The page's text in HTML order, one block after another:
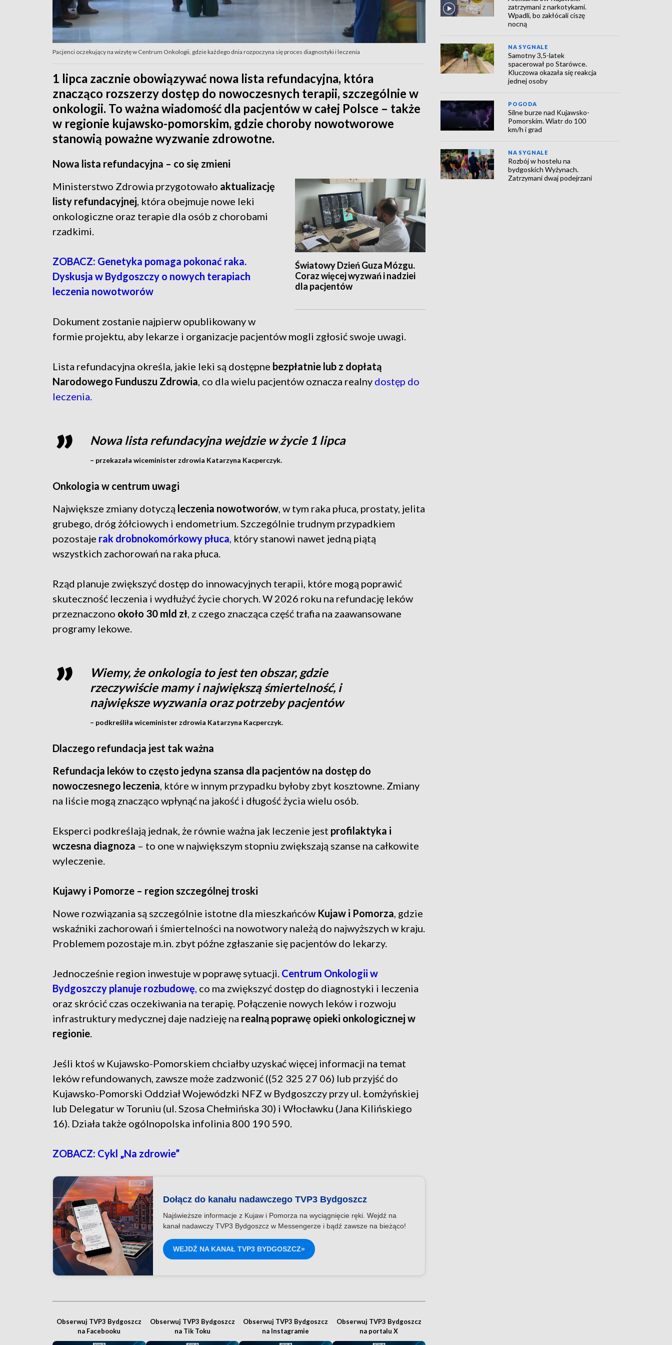
Pacjenci oczekujący na wizytę w Centrum Onkologii, gdzie każdego dnia rozpoczyna się proces diagnostyki i leczenia
1 lipca zacznie obowiązywać nowa lista refundacyjna, która
znacząco rozszerzy dostęp do nowoczesnych terapii, szczególnie w
onkologii. To ważna wiadomość dla pacjentów w całej Polsce – także
w regionie kujawsko-pomorskim, gdzie choroby nowotworowe
stanowią poważne wyzwanie zdrowotne.
Nowa lista refundacyjna – co się zmieni
Światowy Dzień Guza Mózgu.
Coraz więcej wyzwań i nadziei
dla pacjentów
Ministerstwo Zdrowia przygotowało aktualizację
listy refundacyjnej, która obejmuje nowe leki
onkologiczne oraz terapie dla osób z chorobami
rzadkimi.
ZOBACZ: Genetyka pomaga pokonać raka.
Dyskusja w Bydgoszczy o nowych terapiach
leczenia nowotworów
Dokument zostanie najpierw opublikowany w
formie projektu, aby lekarze i organizacje pacjentów mogli zgłosić swoje uwagi.
Lista refundacyjna określa, jakie leki są dostępne bezpłatnie lub z dopłatą
Narodowego Funduszu Zdrowia, co dla wielu pacjentów oznacza realny dostęp do
leczenia.
Nowa lista refundacyjna wejdzie w życie 1 lipca
– przekazała wiceminister zdrowia Katarzyna Kacperczyk.
Onkologia w centrum uwagi
Największe zmiany dotyczą leczenia nowotworów, w tym raka płuca, prostaty, jelita
grubego, dróg żółciowych i endometrium. Szczególnie trudnym przypadkiem
pozostaje rak drobnokomórkowy płuca, który stanowi nawet jedną piątą
wszystkich zachorowań na raka płuca.
Rząd planuje zwiększyć dostęp do innowacyjnych terapii, które mogą poprawić
skuteczność leczenia i wydłużyć życie chorych. W 2026 roku na refundację leków
przeznaczono około 30 mld zł, z czego znacząca część trafia na zaawansowane
programy lekowe.
Wiemy, że onkologia to jest ten obszar, gdzie
rzeczywiście mamy i największą śmiertelność, i
największe wyzwania oraz potrzeby pacjentów
– podkreśliła wiceminister zdrowia Katarzyna Kacperczyk.
Dlaczego refundacja jest tak ważna
Refundacja leków to często jedyna szansa dla pacjentów na dostęp do
nowoczesnego leczenia, które w innym przypadku byłoby zbyt kosztowne. Zmiany
na liście mogą znacząco wpłynąć na jakość i długość życia wielu osób.
Eksperci podkreślają jednak, że równie ważna jak leczenie jest profilaktyka i
wczesna diagnoza – to one w największym stopniu zwiększają szanse na całkowite
wyleczenie.
Kujawy i Pomorze – region szczególnej troski
Nowe rozwiązania są szczególnie istotne dla mieszkańców Kujaw i Pomorza, gdzie
wskaźniki zachorowań i śmiertelności na nowotwory należą do najwyższych w kraju.
Problemem pozostaje m.in. zbyt późne zgłaszanie się pacjentów do lekarzy.
Jednocześnie region inwestuje w poprawę sytuacji. Centrum Onkologii w
Bydgoszczy planuje rozbudowę, co ma zwiększyć dostęp do diagnostyki i leczenia
oraz skrócić czas oczekiwania na terapię. Połączenie nowych leków i rozwoju
infrastruktury medycznej daje nadzieję na realną poprawę opieki onkologicznej w
regionie.
Jeśli ktoś w Kujawsko-Pomorskiem chciałby uzyskać więcej informacji na temat
leków refundowanych, zawsze może zadzwonić ((52 325 27 06) lub przyjść do
Kujawsko-Pomorski Oddział Wojewódzki NFZ w Bydgoszczy przy ul. Łomżyńskiej
lub Delegatur w Toruniu (ul. Szosa Chełmińska 30) i Włocławku (Jana Kilińskiego
16). Działa także ogólnopolska infolinia 800 190 590.
ZOBACZ: Cykl „Na zdrowie”
Dołącz do kanału nadawczego TVP3 Bydgoszcz
Najświeższe informacje z Kujaw i Pomorza na wyciągnięcie ręki. Wejdź na
kanał nadawczy TVP3 Bydgoszcz w Messengerze i bądź zawsze na bieżąco!
WEJDŹ NA KANAŁ TVP3 BYDGOSZCZ»
Obserwuj TVP3 Bydgoszcz
na Facebooku
Obserwuj TVP3 Bydgoszcz
na Tik Toku
Obserwuj TVP3 Bydgoszcz
na Instagramie
Obserwuj TVP3 Bydgoszcz
na portalu X
zatrzymani z narkotykami.
Wpadli, bo zakłócali ciszę
nocną
NA SYGNALE
Samotny 3,5-latek
spacerował po Starówce.
Kluczowa okazała się reakcja
jednej osoby
POGODA
Silne burze nad Kujawsko-
Pomorskim. Wiatr do 100
km/h i grad
NA SYGNALE
Rozbój w hostelu na
bydgoskich Wyżynach.
Zatrzymani dwaj podejrzani